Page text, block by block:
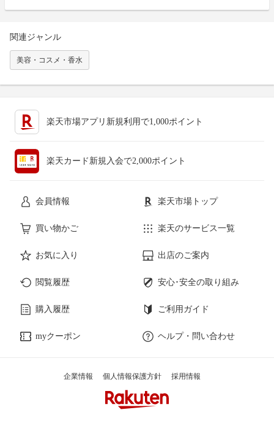
関連ジャンル
美容・コスメ・香水
楽天市場アプリ新規利用で1,000ポイント
楽天カード新規入会で2,000ポイント
会員情報 楽天市場トップ
買い物かご 楽天のサービス一覧
お気に入り 出店のご案内
閲覧履歴 安心･安全の取り組み
購入履歴 ご利用ガイド
myクーポン ヘルプ・問い合わせ
企業情報 個人情報保護方針 採用情報